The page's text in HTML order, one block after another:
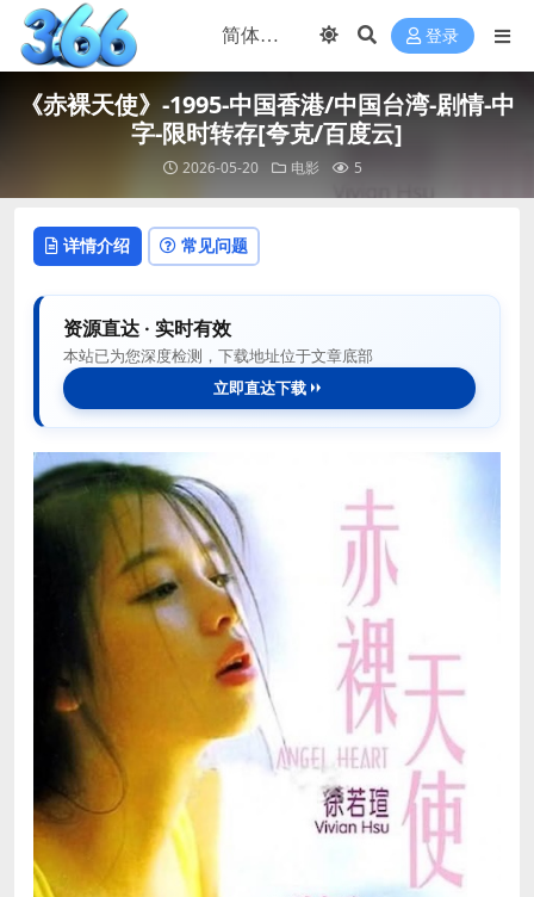
登录
《赤裸天使》-1995-中国香港/中国台湾-剧情-中
字-限时转存[夸克/百度云]
2026-05-20 电影 5
详情介绍 常见问题
资源直达 · 实时有效
本站已为您深度检测，下载地址位于文章底部
立即直达下载